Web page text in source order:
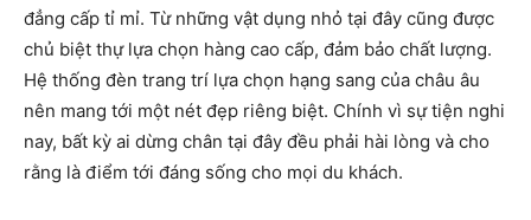
đẳng cấp tỉ mỉ. Từ những vật dụng nhỏ tại đây cũng được
chủ biệt thự lựa chọn hàng cao cấp, đảm bảo chất lượng.
Hệ thống đèn trang trí lựa chọn hạng sang của châu âu
nên mang tới một nét đẹp riêng biệt. Chính vì sự tiện nghi
nay, bất kỳ ai dừng chân tại đây đều phải hài lòng và cho
rằng là điểm tới đáng sống cho mọi du khách.